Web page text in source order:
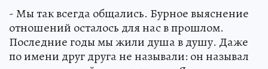
- Мы так всегда общались. Бурное выяснение
отношений осталось для нас в прошлом.
Последние годы мы жили душа в душу. Даже
по имени друг друга не называли: он называл